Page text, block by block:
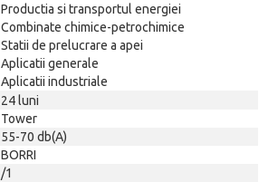
Productia si transportul energiei
Combinate chimice-petrochimice
Statii de prelucrare a apei
Aplicatii generale
Aplicatii industriale
24 luni
Tower
55-70 db(A)
BORRI
/1